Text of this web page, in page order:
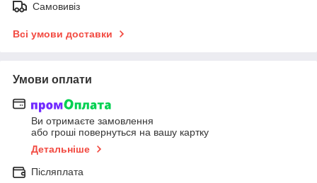
Самовивіз
Всі умови доставки
Умови оплати
Ви отримаєте замовлення
або гроші повернуться на вашу картку
Детальніше
Післяплата